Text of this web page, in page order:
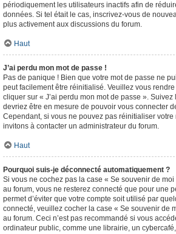
périodiquement les utilisateurs inactifs afin de
données. Si tel était le cas, inscrivez-vous de
plus activement aux discussions du forum.
Haut
J’ai perdu mon mot de passe !
Pas de panique ! Bien que votre mot de passe ne
peut facilement être réinitialisé. Veuillez vous
cliquer sur « J’ai perdu mon mot de passe ».
devriez être en mesure de pouvoir vous connecter
Cependant, si vous ne pouvez pas réinitialiser
invitons à contacter un administrateur du forum.
Haut
Pourquoi suis-je déconnecté automatiquement ?
Si vous ne cochez pas la case « Se souvenir de
au forum, vous ne resterez connecté que pour une
permet d’éviter que votre compte soit utilisé par
connecté, veuillez cocher la case « Se souvenir de
au forum. Ceci n’est pas recommandé si vous
ordinateur public, comme une librairie, un